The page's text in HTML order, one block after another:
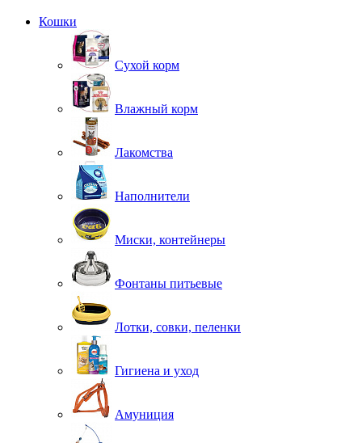
Кошки
Сухой корм
Влажный корм
Лакомства
Наполнители
Миски, контейнеры
Фонтаны питьевые
Лотки, совки, пеленки
Гигиена и уход
Амуниция